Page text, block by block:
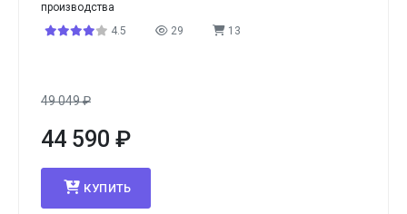
производства
4.5 29 13
49 049₽
44 590 ₽
КУПИТЬ